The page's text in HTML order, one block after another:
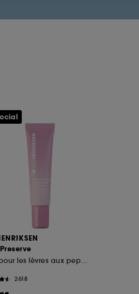
Soin pour les lèvres aux peptides
2618